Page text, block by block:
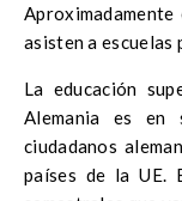
educativos y
asisten a escuelas
La educación
Alemania es
ciudadanos
países de la UE.